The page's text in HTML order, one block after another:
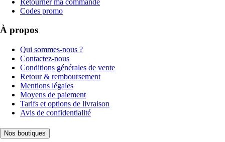
Codes promo
À propos
Qui sommes-nous ?
Contactez-nous
Conditions générales de vente
Retour & remboursement
Mentions légales
Moyens de paiement
Tarifs et options de livraison
Avis de confidentialité
Nos boutiques